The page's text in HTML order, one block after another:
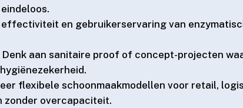
effectiviteit en gebruikerservaring van
Denk aan sanitaire proof of concept-projecten
flexibele schoonmaakmodellen voor retail,
zonder overcapaciteit.​